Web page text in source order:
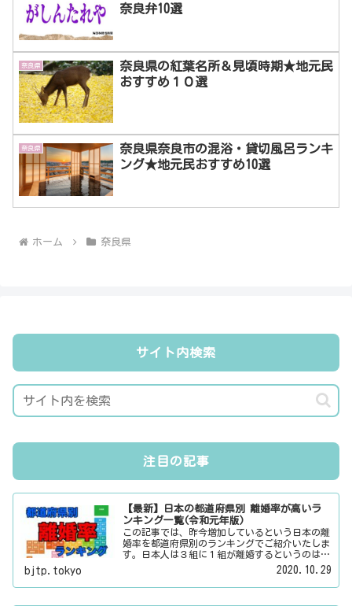
奈良弁10選
奈良県
奈良県の紅葉名所＆見頃時期★地元民
おすすめ１０選
奈良県
奈良県奈良市の混浴・貸切風呂ランキ
ング★地元民おすすめ10選
ホーム 奈良県
サイト内検索
注目の記事
【最新】日本の都道府県別 離婚率が高いラ
ンキング一覧(令和元年版)
この記事では、昨今増加しているという日本の離
婚率を都道府県別のランキングでご紹介いたしま
す。日本人は３組に１組が離婚するというのは本
当なのかその真偽は？その他にも、大日本観光新
聞では、方言・お土産・名物・観光スポット・デ
ートスポット・パワースポット・心霊スポットな
bjtp.tokyo 2020.10.29